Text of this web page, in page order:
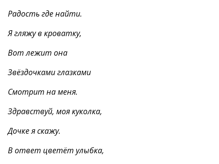
Радость где найти.
Я гляжу в кроватку,
Вот лежит она
Звёздочками глазками
Смотрит на меня.
Здравствуй, моя куколка,
Дочке я скажу.
В ответ цветёт улыбка,